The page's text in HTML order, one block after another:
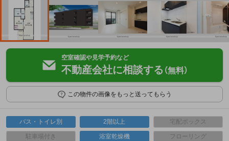
空室確認や見学予約など
不動産会社に相談する （無料）
この物件の画像をもっと送ってもらう
バス・トイレ別 2階以上 宅配ボックス
駐車場付き 浴室乾燥機 フローリング